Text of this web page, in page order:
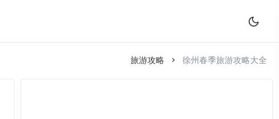
旅游攻略 徐州春季旅游攻略大全